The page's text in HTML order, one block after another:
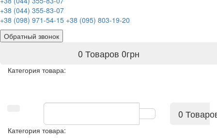
+38 (044) 355-83-07
+38 (098) 971-54-15 +38 (095) 803-19-20
Обратный звонок
0 Товаров 0грн
Категория товара:
0
Категория товара: